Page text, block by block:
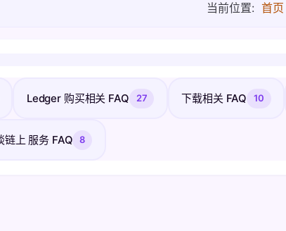
当前位置: 首页
Ledger 购买相关 FAQ 27 下载相关 FAQ 10
链上 服务 FAQ 8